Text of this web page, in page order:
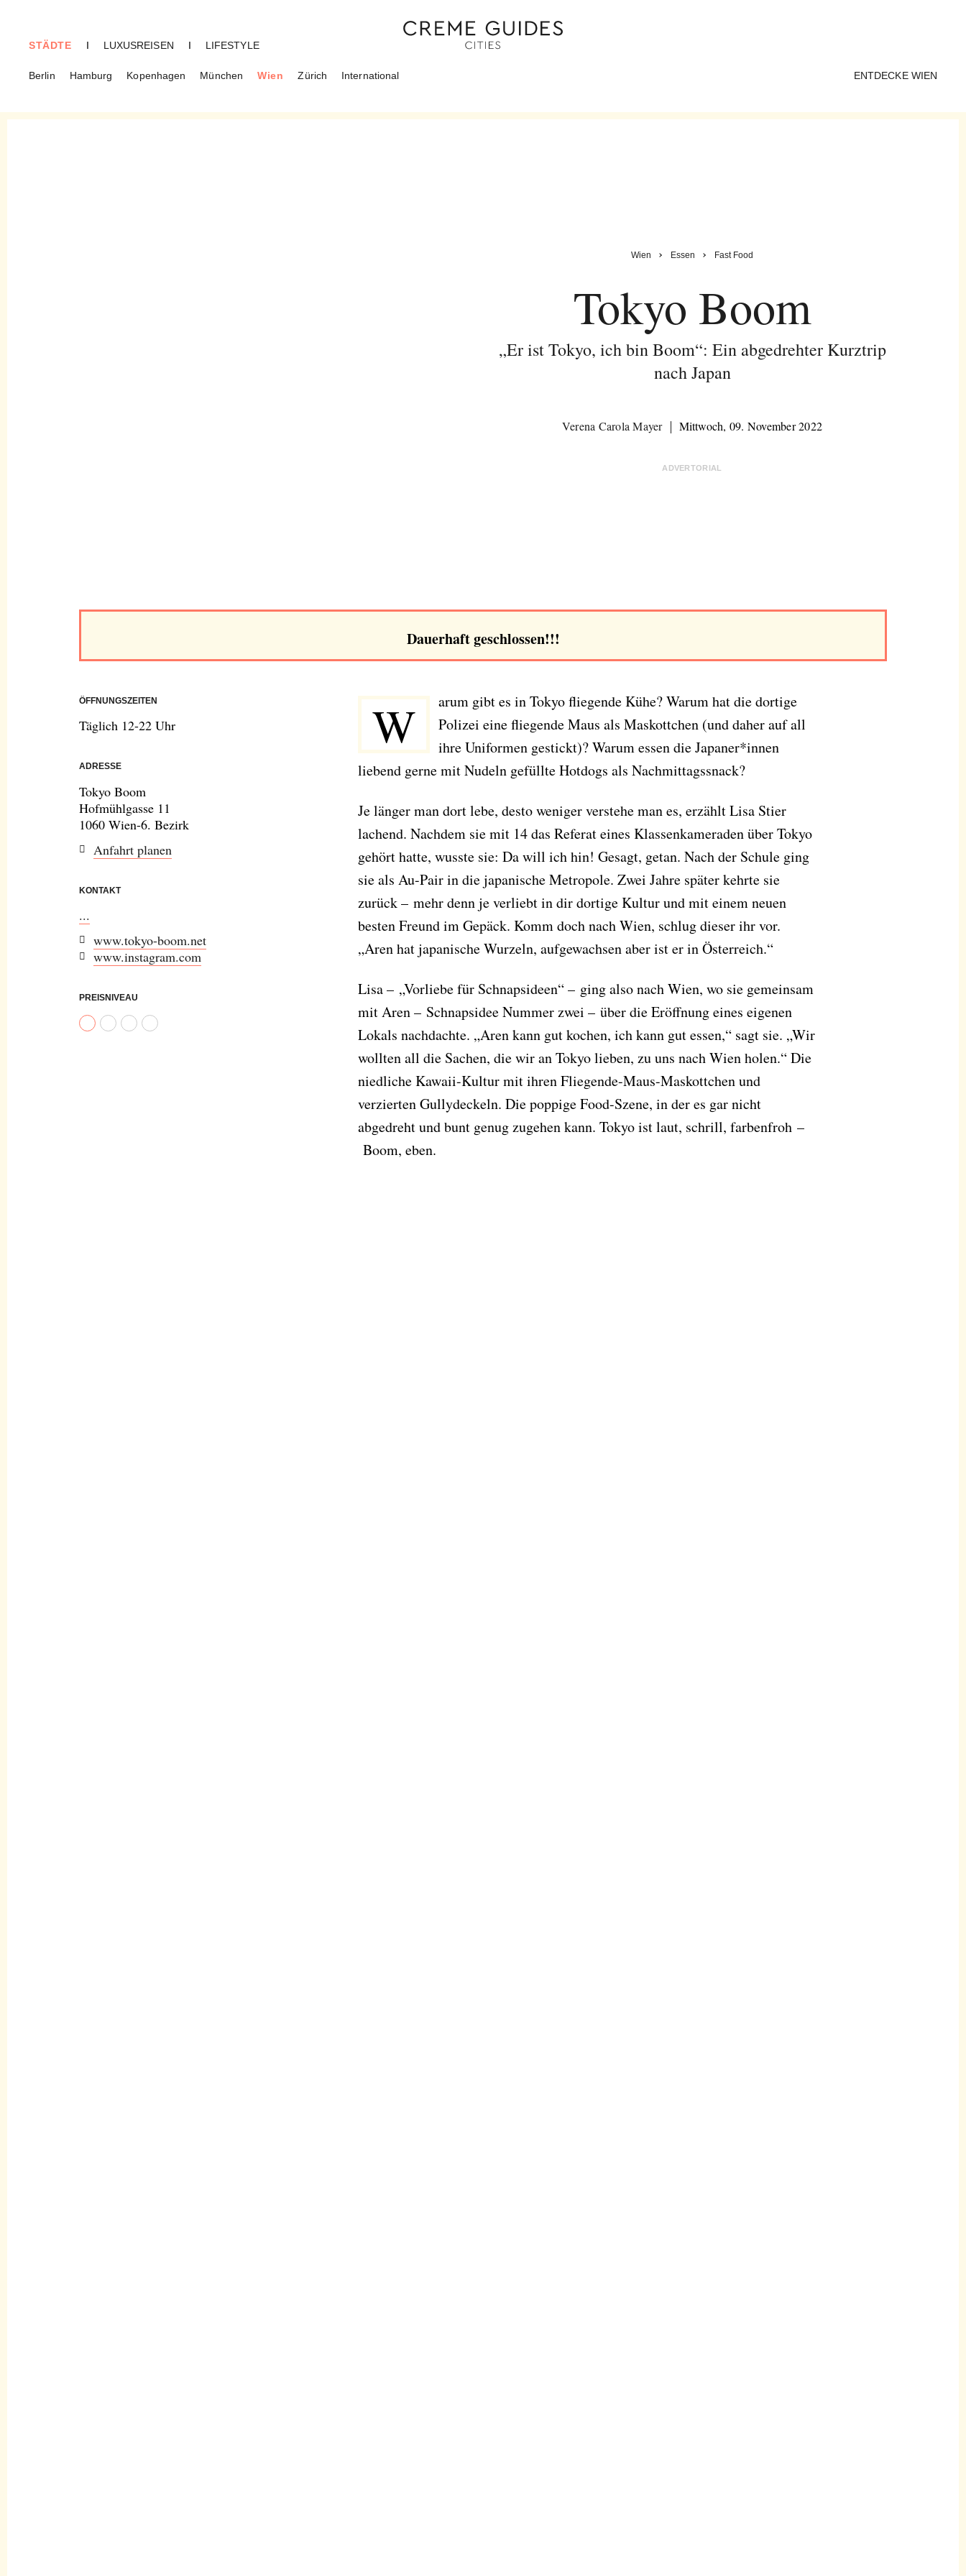
STÄDTE
Berlin Hamburg Kopenhagen München Wien Zürich International
I LUXUSREISEN I LIFESTYLE
ENTDECKE WIEN
Wien Essen Fast Food
Tokyo Boom
„Er ist Tokyo, ich bin Boom“: Ein abgedrehter Kurztrip
nach Japan
Verena Carola Mayer Mittwoch, 09. November 2022
ADVERTORIAL
Dauerhaft geschlossen!!!
ÖFFNUNGSZEITEN
Täglich 12-22 Uhr
ADRESSE
Tokyo Boom
Hofmühlgasse 11
1060 Wien-6. Bezirk
Anfahrt planen
KONTAKT
...
www.tokyo-boom.net
www.instagram.com
PREISNIVEAU
W
arum gibt es in Tokyo fliegende Kühe? Warum hat die dortige
Polizei eine fliegende Maus als Maskottchen (und daher auf all
ihre Uniformen gestickt)? Warum essen die Japaner*innen
liebend gerne mit Nudeln gefüllte Hotdogs als Nachmittagssnack?
Je länger man dort lebe, desto weniger verstehe man es, erzählt Lisa Stier
lachend. Nachdem sie mit 14 das Referat eines Klassenkameraden über Tokyo
gehört hatte, wusste sie: Da will ich hin! Gesagt, getan. Nach der Schule ging
sie als Au-Pair in die japanische Metropole. Zwei Jahre später kehrte sie
zurück – mehr denn je verliebt in dir dortige Kultur und mit einem neuen
besten Freund im Gepäck. Komm doch nach Wien, schlug dieser ihr vor.
„Aren hat japanische Wurzeln, aufgewachsen aber ist er in Österreich.“
Lisa – „Vorliebe für Schnapsideen“ – ging also nach Wien, wo sie gemeinsam
mit Aren – Schnapsidee Nummer zwei – über die Eröffnung eines eigenen
Lokals nachdachte. „Aren kann gut kochen, ich kann gut essen,“ sagt sie. „Wir
wollten all die Sachen, die wir an Tokyo lieben, zu uns nach Wien holen.“ Die
niedliche Kawaii-Kultur mit ihren Fliegende-Maus-Maskottchen und
verzierten Gullydeckeln. Die poppige Food-Szene, in der es gar nicht
abgedreht und bunt genug zugehen kann. Tokyo ist laut, schrill, farbenfroh –
Boom, eben.